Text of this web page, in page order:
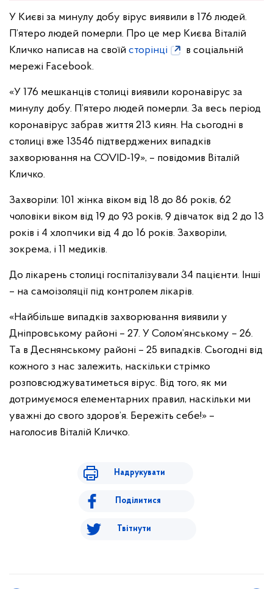
У Києві за минулу добу вірус виявили в 176 людей.
П’ятеро людей померли. Про це мер Києва Віталій
Кличко написав на своїй сторінці
в соціальній
мережі Facebook.
«У 176 мешканців столиці виявили коронавірус за
минулу добу. П’ятеро людей померли. За весь період
коронавірус забрав життя 213 киян. На сьогодні в
столиці вже 13546 підтверджених випадків
захворювання на COVID-19», – повідомив Віталій
Кличко.
Захворіли: 101 жінка віком від 18 до 86 років, 62
чоловіки віком від 19 до 93 років, 9 дівчаток від 2 до 13
років і 4 хлопчики від 4 до 16 років. Захворіли,
зокрема, і 11 медиків.
До лікарень столиці госпіталізували 34 пацієнти. Інші
– на самоізоляції під контролем лікарів.
«Найбільше випадків захворювання виявили у
Дніпровському районі – 27. У Солом’янському – 26.
Та в Деснянському районі – 25 випадків. Сьогодні від
кожного з нас залежить, наскільки стрімко
розповсюджуватиметься вірус. Від того, як ми
дотримуємося елементарних правил, наскільки ми
уважні до свого здоров’я. Бережіть себе!» –
наголосив Віталій Кличко.
Надрукувати
Поділитися
Твітнути